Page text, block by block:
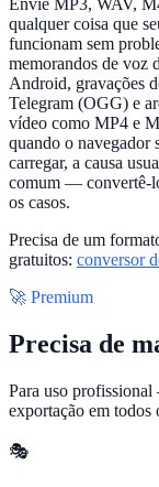
qualquer coisa que
funcionam sem
memorandos de voz
Android, gravações
Telegram (OGG) e
vídeo como MP4 e
quando o navegador
carregar, a causa
comum — convertê-
os casos.
Precisa de um
gratuitos: conversor
🚀 Premium
Precisa de
Para uso
exportação em todos
🎭